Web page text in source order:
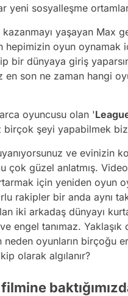
yeni sosyalleşme
yaşayan Max
oyun oynamak
bir dünyaya giriş
en son ne zaman hangi
oyuncusu olan '
birçok şeyi yapabilmek
ve evinizin
çok güzel anlatmış.
için yeniden oyun
rakipler bir anda aynı
iki arkadaş dünyayı
engel tanımaz. Yaklaşık
neden oyunların birçoğu
olarak algılanır?